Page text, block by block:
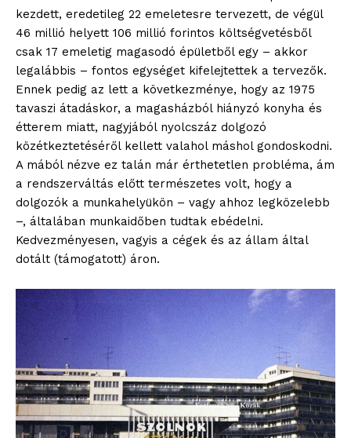
kezdett, eredetileg 22 emeletesre tervezett, de végül
46 millió helyett 106 millió forintos költségvetésből
csak 17 emeletig magasodó épületből egy – akkor
legalábbis – fontos egységet kifelejtettek a tervezők.
Ennek pedig az lett a következménye, hogy az 1975
tavaszi átadáskor, a magasházból hiányzó konyha és
étterem miatt, nagyjából nyolcszáz dolgozó
közétkeztetéséről kellett valahol máshol gondoskodni.
A mából nézve ez talán már érthetetlen probléma, ám
a rendszerváltás előtt természetes volt, hogy a
dolgozók a munkahelyükön – vagy ahhoz legközelebb
–, általában munkaidőben tudtak ebédelni.
Kedvezményesen, vagyis a cégek és az állam által
dotált (támogatott) áron.